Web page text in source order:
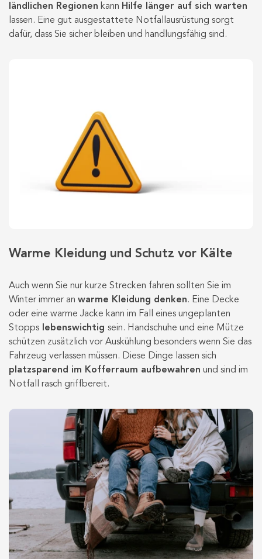
ländlichen Regionen kann Hilfe länger auf sich warten
lassen. Eine gut ausgestattete Notfallausrüstung sorgt
dafür, dass Sie sicher bleiben und handlungsfähig sind.
Warme Kleidung und Schutz vor Kälte
Auch wenn Sie nur kurze Strecken fahren sollten Sie im
Winter immer an warme Kleidung denken. Eine Decke
oder eine warme Jacke kann im Fall eines ungeplanten
Stopps lebenswichtig sein. Handschuhe und eine Mütze
schützen zusätzlich vor Auskühlung besonders wenn Sie das
Fahrzeug verlassen müssen. Diese Dinge lassen sich
platzsparend im Kofferraum aufbewahren und sind im
Notfall rasch griffbereit.